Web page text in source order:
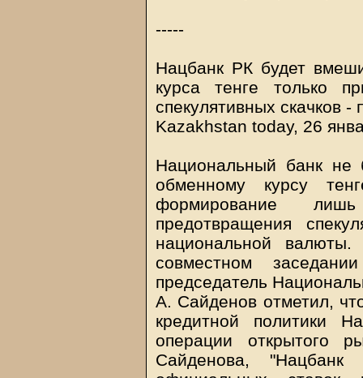
-----
Нацбанк РК будет
курса тенге только
спекулятивных скачков
Kazakhstan today, 26
Национальный банк не
обменному курсу
формирование
предотвращения
национальной
совместном
председатель
А. Сайденов отметил,
кредитной политики
операции открытого
Сайденова, "Нацбанк